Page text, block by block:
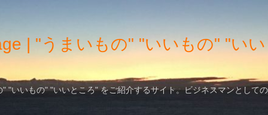
| "うまいもの" "いいもの" "い
"いいもの" "いいところ" をご紹介するサイト。ビジネスマンとして